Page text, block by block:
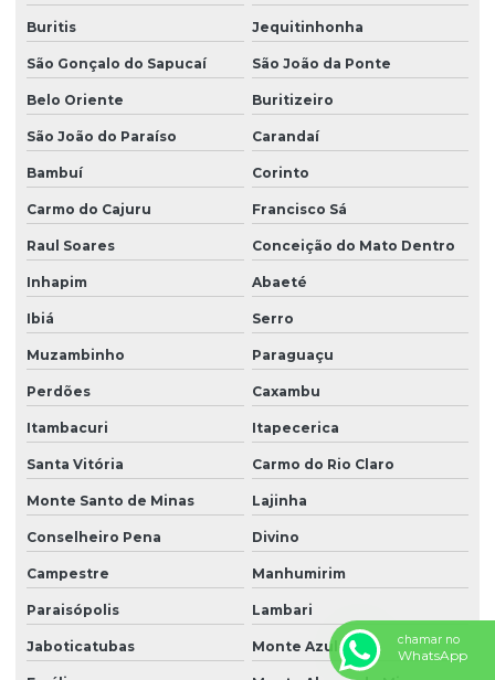
Buritis Jequitinhonha
São Gonçalo do Sapucaí São João da Ponte
Belo Oriente Buritizeiro
São João do Paraíso Carandaí
Bambuí Corinto
Carmo do Cajuru Francisco Sá
Raul Soares Conceição do Mato Dentro
Inhapim Abaeté
Ibiá Serro
Muzambinho Paraguaçu
Perdões Caxambu
Itambacuri Itapecerica
Santa Vitória Carmo do Rio Claro
Monte Santo de Minas Lajinha
Conselheiro Pena Divino
Campestre Manhumirim
Paraisópolis Lambari
Jaboticatubas Monte Azul chamar no
WhatsApp